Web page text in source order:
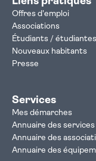
Offres d'emploi
Associations
Étudiants / étudiantes
Nouveaux habitants
Presse
Services
Mes démarches
Annuaire des services
Annuaire des
Annuaire des